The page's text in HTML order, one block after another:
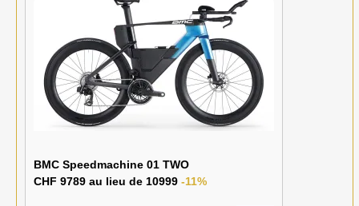
BMC Speedmachine 01 TWO
CHF 9789 au lieu de 10999 -11%